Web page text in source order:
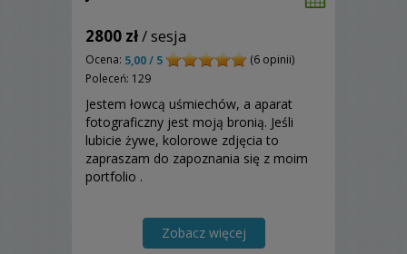
2800 zł/ sesja
Ocena: 5,00 / 5
(6 opinii)
Poleceń: 129
Jestem łowcą uśmiechów, a aparat
fotograficzny jest moją bronią. Jeśli
lubicie żywe, kolorowe zdjęcia to
zapraszam do zapoznania się z moim
portfolio .
Zobacz więcej